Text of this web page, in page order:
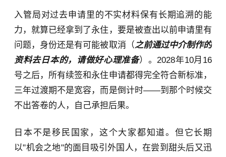
入管局对过去申请里的不实材料保有长期追溯的能
力，就算已经拿到了永住，要是被查出以前申请里有
问题，身份还是有可能被取消（之前通过中介制作的
资料去日本的，请做好心理准备）。2028年10月16
号之后，所有续签和永住申请都得完全符合新标准，
三年过渡期不是宽容，而是倒计时——到那个时候交
不出答卷的人，自己承担后果。
日本不是移民国家，这个大家都知道。但它长期
以"机会之地"的面目吸引外国人，在尝到甜头后又迅